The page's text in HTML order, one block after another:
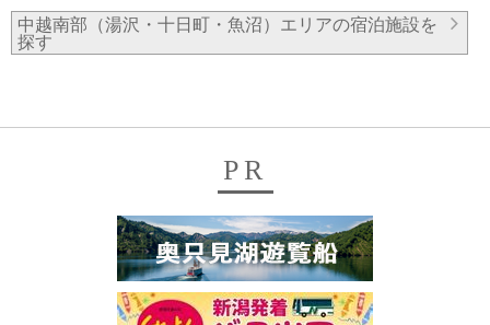
中越南部（湯沢・十日町・魚沼）エリアの宿泊施設を
探す
PR